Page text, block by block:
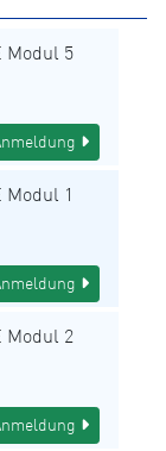
Modul 5
Modul 1
Modul 2